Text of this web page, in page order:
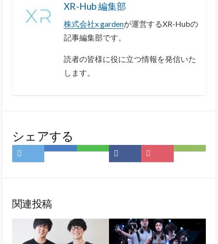
XR-Hub 編集部
株式会社x gardenが運営するXR-Hubの
記事編集部です。
読者の皆様に役に立つ情報を発信いた
します。
シェアする
Twitter
で
は
ク
マ
ー
ク
LINE
Facebook
で
Pocket
に
Feedly
関連投稿